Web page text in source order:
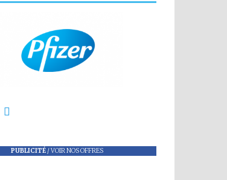
PUBLICITÉ/VOIR NOS OFFRES